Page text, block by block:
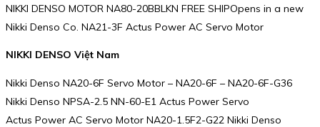
NIKKI DENSO MOTOR NA80-20BBLKN FREE SHIPOpens in a new
Nikki Denso Co. NA21-3F Actus Power AC Servo Motor
NIKKI DENSO Việt Nam
Nikki Denso NA20-6F Servo Motor – NA20-6F – NA20-6F-G36
Nikki Denso NPSA-2.5 NN-60-E1 Actus Power Servo
Actus Power AC Servo Motor NA20-1.5F2-G22 Nikki Denso